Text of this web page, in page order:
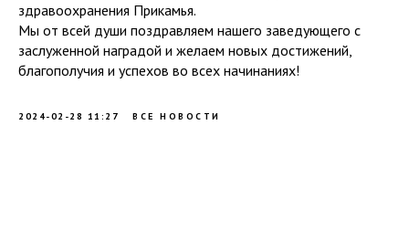
здравоохранения Прикамья.
Мы от всей души поздравляем нашего заведующего с
заслуженной наградой и желаем новых достижений,
благополучия и успехов во всех начинаниях!
2024-02-28 11:27 ВСЕ НОВОСТИ